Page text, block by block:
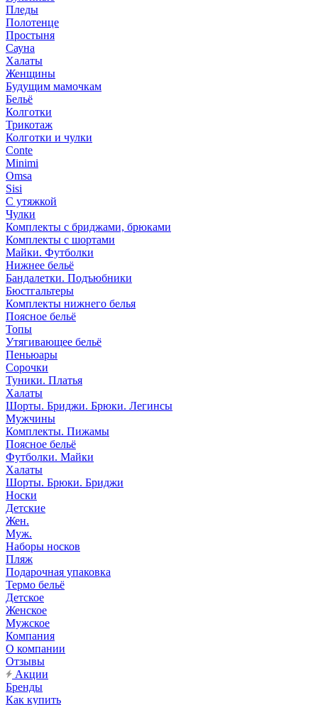
Пледы
Полотенце
Простыня
Сауна
Халаты
Женщины
Будущим мамочкам
Бельё
Колготки
Трикотаж
Колготки и чулки
Conte
Minimi
Omsa
Sisi
С утяжкой
Чулки
Комплекты с бриджами, брюками
Комплекты с шортами
Майки. Футболки
Нижнее бельё
Бандалетки. Подъюбники
Бюстгальтеры
Комплекты нижнего белья
Поясное бельё
Топы
Утягивающее бельё
Пеньюары
Сорочки
Туники. Платья
Халаты
Шорты. Бриджи. Брюки. Легинсы
Мужчины
Комплекты. Пижамы
Поясное бельё
Футболки. Майки
Халаты
Шорты. Брюки. Бриджи
Носки
Детские
Жен.
Муж.
Наборы носков
Пляж
Подарочная упаковка
Термо бельё
Детское
Женское
Мужское
Компания
О компании
Отзывы
Акции
Бренды
Как купить